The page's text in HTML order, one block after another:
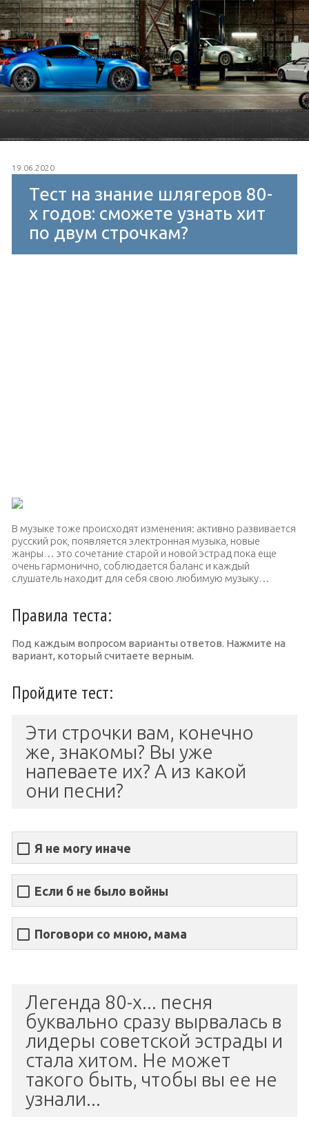
онлайн журнал для фанатов тюнинга
19.06.2020
Тест на знание шлягеров 80-
х годов: сможете узнать хит
по двум строчкам?
В музыке тоже происходят изменения: активно развивается
русский рок, появляется электронная музыка, новые
жанры… это сочетание старой и новой эстрад пока еще
очень гармонично, соблюдается баланс и каждый
слушатель находит для себя свою любимую музыку…
Правила теста:
Под каждым вопросом варианты ответов. Нажмите на
вариант, который считаете верным.
Пройдите тест:
Эти строчки вам, конечно
же, знакомы? Вы уже
напеваете их? А из какой
они песни?
Я не могу иначе
Если б не было войны
Поговори со мною, мама
Легенда 80-х... песня
буквально сразу вырвалась в
лидеры советской эстрады и
стала хитом. Не может
такого быть, чтобы вы ее не
узнали...